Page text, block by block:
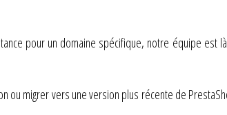
pour un domaine spécifique, notre équipe est
ou migrer vers une version plus récente de